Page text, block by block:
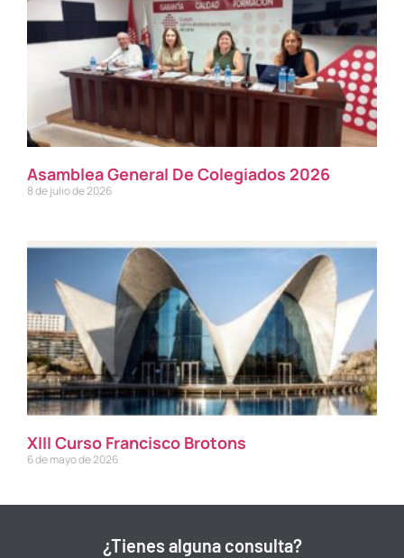
Asamblea General De Colegiados 2026
8 de julio de 2026
XIII Curso Francisco Brotons
6 de mayo de 2026
¿Tienes alguna consulta?